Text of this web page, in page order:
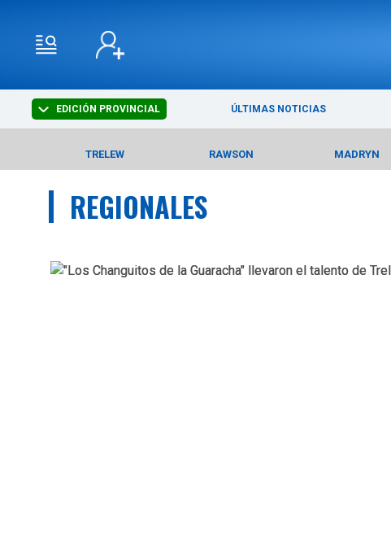
EDICIÓN PROVINCIAL ÚLTIMAS NOTICIAS
TRELEW RAWSON MADRYN
REGIONALES